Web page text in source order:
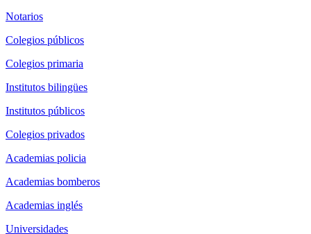
Notarios
Colegios públicos
Colegios primaria
Institutos bilingües
Institutos públicos
Colegios privados
Academias policia
Academias bomberos
Academias inglés
Universidades